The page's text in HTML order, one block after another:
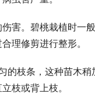
害。碧桃栽植时一
理修剪进行整形。
的枝条，这种苗木稍
枝或背上枝。